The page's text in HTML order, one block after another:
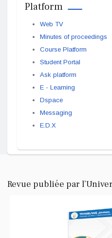
Platform
Web TV
Minutes of proceedings
Course Platform
Student Portal
Ask platform
E - Learning
Dspace
Messaging
E.D.X
Revue publiée par